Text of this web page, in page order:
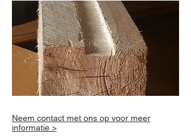
Neem contact met ons op voor meer
informatie >